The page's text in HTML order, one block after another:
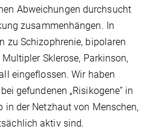
Abweichungen durchsucht
zusammenhängen. In
zu Schizophrenie, bipolaren
Sklerose, Parkinson,
eingeflossen. Wir haben
gefundenen „Risikogene” in
der Netzhaut von Menschen,
aktiv sind.